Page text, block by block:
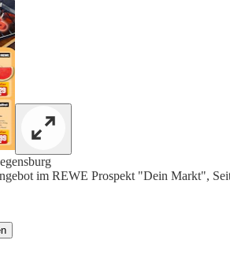
im REWE Prospekt "Dein Markt",